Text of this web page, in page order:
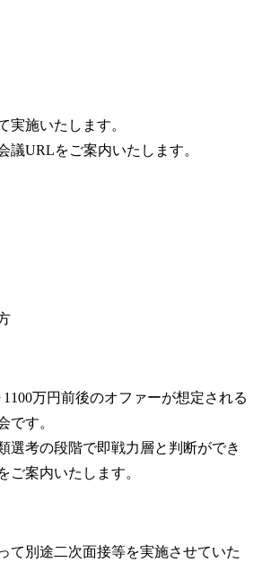
実施いたします。
議URLをご案内いたします。
万円前後のオファーが想定される
です。
選考の段階で即戦力層と判断ができ
ご案内いたします。
て別途二次面接等を実施させていた